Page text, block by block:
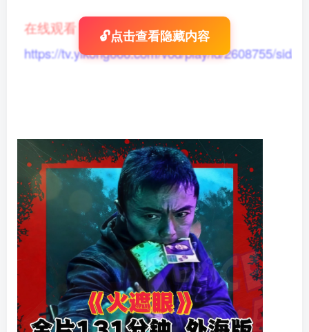
在线观看：
https://tv.yikong666.com/vod/play/id/2608755/sid/
🔓点击查看隐藏内容